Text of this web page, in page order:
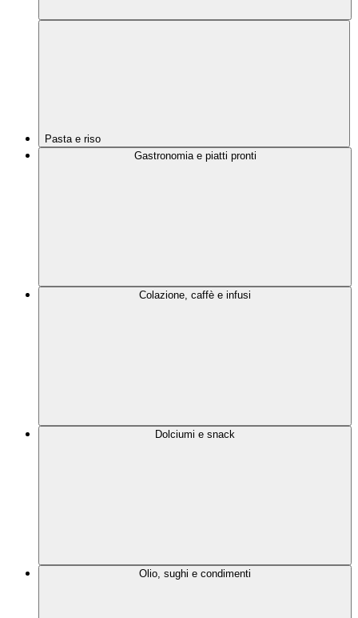
Pasta e riso
Gastronomia e piatti pronti
Colazione, caffè e infusi
Dolciumi e snack
Olio, sughi e condimenti